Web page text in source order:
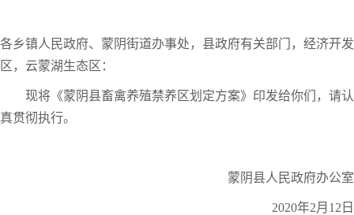
各乡镇人民政府、蒙阴街道办事处，县政府有关部门，经济开发
区，云蒙湖生态区：
现将《蒙阴县畜禽养殖禁养区划定方案》印发给你们，请认
真贯彻执行。
蒙阴县人民政府办公室
2020年2月12日